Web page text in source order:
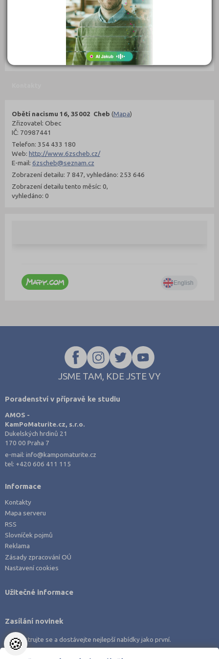
299 Kč
Objednat
Obětí nacismu 16, 35002 Cheb (Mapa)
Zřizovatel: Obec
IČ: 70987441
Telefon: 354 433 180
Web: http://www.6zscheb.cz/
E-mail: 6zscheb@seznam.cz
Zobrazení detailu: 7 847, vyhledáno: 253 646
Zobrazení detailu tento měsíc: 0,
vyhledáno: 0
JSME TAM, KDE JSTE VY
Poradenství v přípravě ke studiu
AMOS -
KamPoMaturite.cz, s.r.o.
Dukelských hrdinů 21
170 00 Praha 7
e-mail:info@kampomaturite.cz
tel: +420 606 411 115
Informace
Kontakty
Mapa serveru
RSS
Slovníček pojmů
Reklama
Zásady zpracování OÚ
Nastavení cookies
Užitečné informace
Zasílání novinek
Zaregistrujte se a dostávejte nejlepší nabídky jako první.
🍪